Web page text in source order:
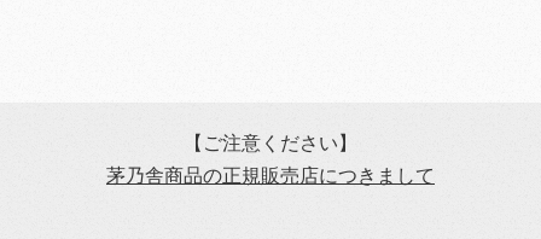
【ご注意ください】
茅乃舎商品の正規販売店につきまして